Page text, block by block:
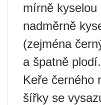
mírně
nadměrně
(zejména
a špatně plodí.
Keře černého
šířky se